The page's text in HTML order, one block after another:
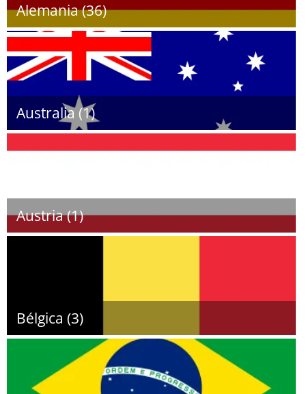
Alemania (36)
Australia (1)
Austria (1)
Bélgica (3)